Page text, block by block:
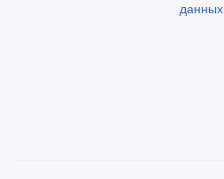
данных